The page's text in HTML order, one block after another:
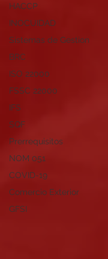
HACCP
INOCUIDAD
Sistemas de Gestion
BRC
ISO 22000
FSSC 22000
IFS
SQF
Prerrequisitos
NOM 051
COVID-19
Comercio Exterior
GFSI